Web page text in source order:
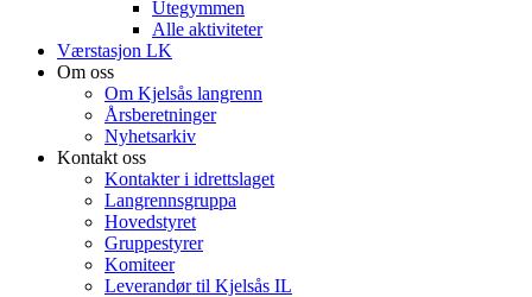
Utegymmen
Alle aktiviteter
Værstasjon LK
Om oss
Om Kjelsås langrenn
Årsberetninger
Nyhetsarkiv
Kontakt oss
Kontakter i idrettslaget
Langrennsgruppa
Hovedstyret
Gruppestyrer
Komiteer
Leverandør til Kjelsås IL